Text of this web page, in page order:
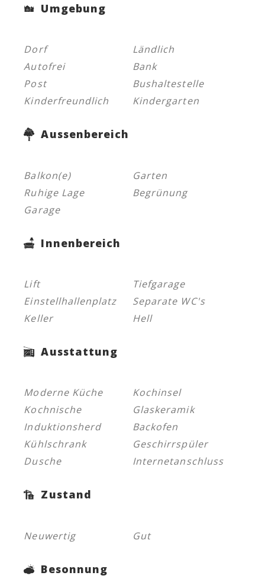
Umgebung
Dorf
Ländlich
Autofrei
Bank
Post
Bushaltestelle
Kinderfreundlich
Kindergarten
Aussenbereich
Balkon(e)
Garten
Ruhige Lage
Begrünung
Garage
Innenbereich
Lift
Tiefgarage
Einstellhallenplatz
Separate WC's
Keller
Hell
Ausstattung
Moderne Küche
Kochinsel
Kochnische
Glaskeramik
Induktionsherd
Backofen
Kühlschrank
Geschirrspüler
Dusche
Internetanschluss
Zustand
Neuwertig Gut
Besonnung